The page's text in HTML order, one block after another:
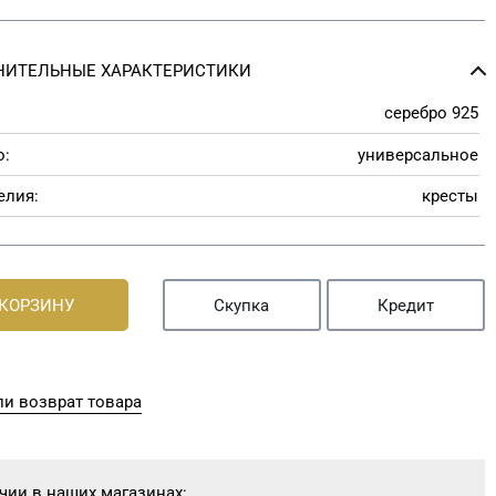
ХАРАКТЕРИСТИКИ
серебро 925
универсальное
кресты
Скупка Кредит
возврат товара